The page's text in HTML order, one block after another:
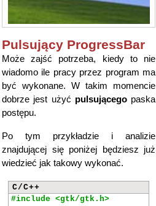
Pulsujący ProgressBar
Może zajść potrzeba, kiedy to nie
wiadomo ile pracy przez program ma
być wykonane. W takim momencie
dobrze jest użyć pulsującegopaska
postępu.
Po tym przykładzie i analizie
znajdującej się poniżej będziesz już
wiedzieć jak takowy wykonać.
C/C++
#include <gtk/gtk.h>